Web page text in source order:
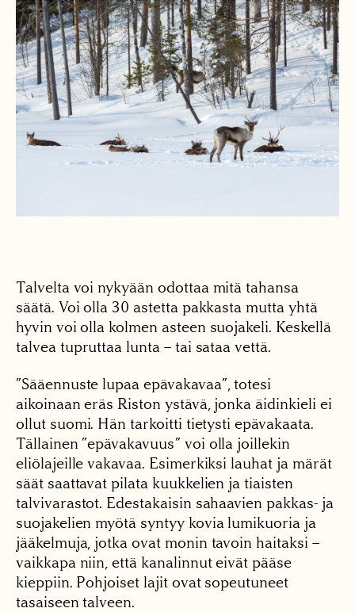
Talvelta voi nykyään odottaa mitä tahansa
säätä. Voi olla 30 astetta pakkasta mutta yhtä
hyvin voi olla kolmen asteen suojakeli. Keskellä
talvea tupruttaa lunta – tai sataa vettä.
”Sääennuste lupaa epävakavaa”, totesi
aikoinaan eräs Riston ystävä, jonka äidinkieli ei
ollut suomi. Hän tarkoitti tietysti epävakaata.
Tällainen ”epävakavuus” voi olla joillekin
eliölajeille vakavaa. Esimerkiksi lauhat ja märät
säät saattavat pilata kuukkelien ja tiaisten
talvivarastot. Edestakaisin sahaavien pakkas- ja
suojakelien myötä syntyy kovia lumikuoria ja
jääkelmuja, jotka ovat monin tavoin haitaksi –
vaikkapa niin, että kanalinnut eivät pääse
kieppiin. Pohjoiset lajit ovat sopeutuneet
tasaiseen talveen.